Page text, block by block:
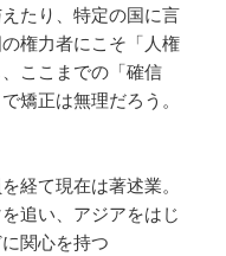
たり、特定の国に言
権力者にこそ「人権
ここまでの「確信
矯正は無理だろう。
経て現在は著述業。
追い、アジアをはじ
関心を持つ